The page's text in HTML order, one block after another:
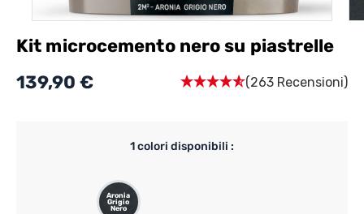
Kit microcemento nero su piastrelle
139,90 €
(263 Recensioni)
1colori disponibili :
Aronia
Grigio
Nero